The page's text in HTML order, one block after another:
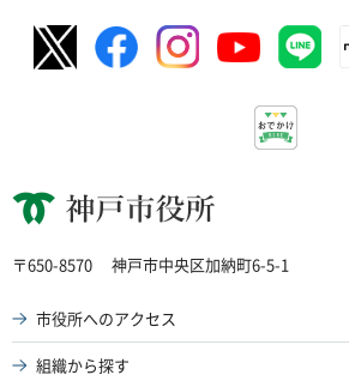
神戸市役所
〒650-8570 神戸市中央区加納町6-5-1
市役所へのアクセス
組織から探す